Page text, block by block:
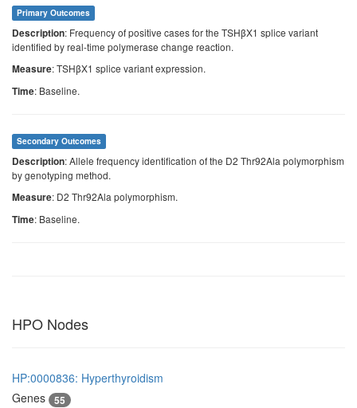
Primary Outcomes
Description: Frequency of positive cases for the TSHβX1 splice variant
identified by real-time polymerase change reaction.
Measure: TSHβX1 splice variant expression.
Time: Baseline.
Secondary Outcomes
Description: Allele frequency identification of the D2 Thr92Ala polymorphism
by genotyping method.
Measure: D2 Thr92Ala polymorphism.
Time: Baseline.
HPO Nodes
HP:0000836: Hyperthyroidism
Genes
55